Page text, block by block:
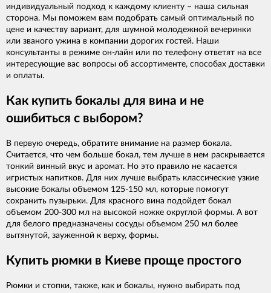
индивидуальный подход к каждому клиенту – наша сильная
сторона. Мы поможем вам подобрать самый оптимальный по
цене и качеству вариант, для шумной молодежной вечеринки
или званого ужина в компании дорогих гостей. Наши
консультанты в режиме он-лайн или по телефону ответят на все
интересующие вас вопросы об ассортименте, способах доставки
и оплаты.
Как купить бокалы для вина и не
ошибиться с выбором?
В первую очередь, обратите внимание на размер бокала.
Считается, что чем больше бокал, тем лучше в нем раскрывается
тонкий винный вкус и аромат. Но это правило не касается
игристых напитков. Для них лучше выбрать классические узкие
высокие бокалы объемом 125-150 мл, которые помогут
сохранить пузырьки. Для красного вина подойдет бокал
объемом 200-300 мл на высокой ножке округлой формы. А вот
для белого предназначены сосуды объемом 250 мл более
вытянутой, зауженной к верху, формы.
Купить рюмки в Киеве проще простого
Рюмки и стопки, также, как и бокалы, нужно выбирать под